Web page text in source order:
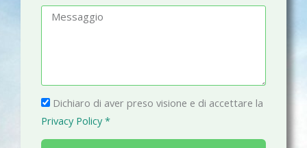
fm
a
g
g
i
P
r
i
Dichiaro di aver preso visione e di accettare la
Privacy Policy *